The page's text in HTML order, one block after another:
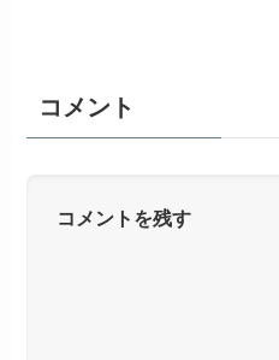
コメント
コメントを残す